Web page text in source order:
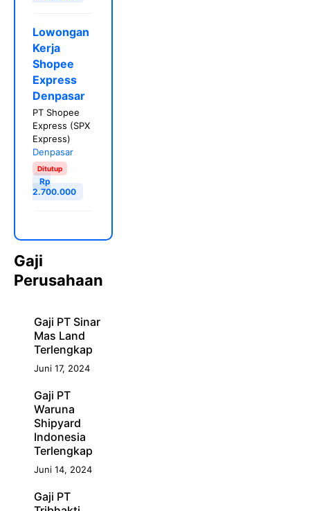
Lowongan
Kerja
Shopee
Express
Denpasar
PT Shopee
Express (SPX
Express)
Denpasar
Ditutup
Rp
2.700.000
Gaji
Perusahaan
Gaji PT Sinar
Mas Land
Terlengkap
Juni 17, 2024
Gaji PT
Waruna
Shipyard
Indonesia
Terlengkap
Juni 14, 2024
Gaji PT